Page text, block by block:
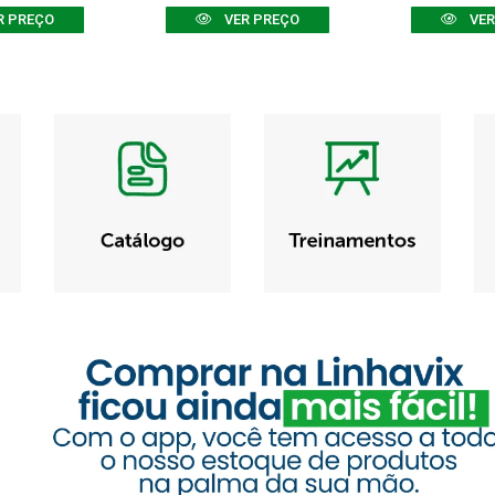
PREÇO VER PREÇO